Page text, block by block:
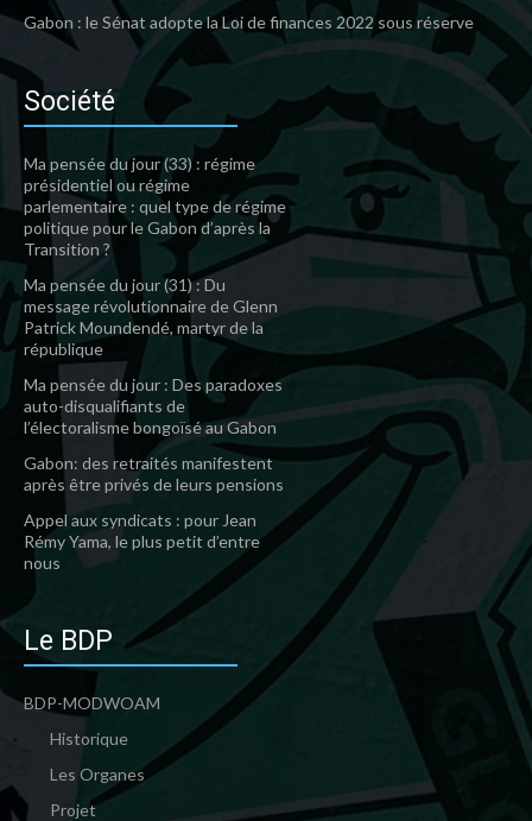
Gabon : le Sénat adopte la Loi de finances 2022 sous réserve
Société
Ma pensée du jour (33) : régime
présidentiel ou régime
parlementaire : quel type de régime
politique pour le Gabon d’après la
Transition ?
Ma pensée du jour (31) : Du
message révolutionnaire de Glenn
Patrick Moundendé, martyr de la
république
Ma pensée du jour : Des paradoxes
auto-disqualifiants de
l’électoralisme bongoïsé au Gabon
Gabon: des retraités manifestent
après être privés de leurs pensions
Appel aux syndicats : pour Jean
Rémy Yama, le plus petit d’entre
nous
Le BDP
BDP-MODWOAM
Historique
Les Organes
Projet